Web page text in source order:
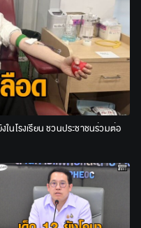
นโรงเรียน ชวนประชาชนร่วมต่อ